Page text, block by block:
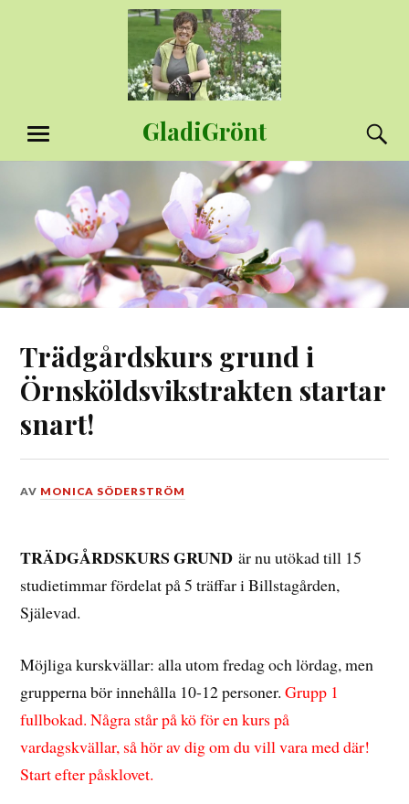
GladiGrönt
MENY
Trädgårdskurs grund i
Örnsköldsvikstrakten startar
snart!
DEN
2016
AV MONICA SÖDERSTRÖM
TRÄDGÅRDSKURS GRUND är nu utökad till 15
studietimmar fördelat på 5 träffar i Billstagården,
Själevad.
Möjliga kurskvällar: alla utom fredag och lördag, men
grupperna bör innehålla 10-12 personer.Grupp 1
fullbokad. Några står på kö för en kurs på
vardagskvällar, så hör av dig om du vill vara med där!
Start efter påsklovet.